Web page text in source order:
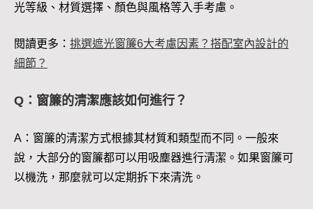
光等級、材質選擇、顏色與風格等入手考慮。
閱讀更多： 挑選遮光窗簾6大考慮因素？搭配室內設計的
細節？
Q：窗簾的清潔應該如何進行？
A：窗簾的清潔方式根據其材質和類型而不同。一般來
說，大部分的窗簾都可以用吸塵器進行清潔。如果窗簾可
以機洗，那麼就可以定期拆下來清洗。